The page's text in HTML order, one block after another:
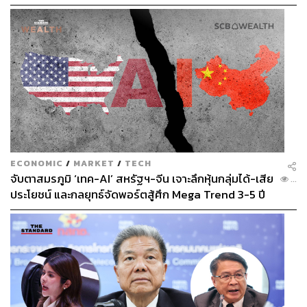
เปิดกลไกการทำงานของการจำกัดจำนวนประชากร
หากผลการลงคะแนนเสียงผ่านความเห็นชอบ รัฐบาลจะ
มีหน้าที่ต้องออกนโยบายเพื่อควบคุมการย้ายถิ่นฐานออกเป็น
2 ระยะ
ในระยะแรก รัฐบาลจะต้องปฏิเสธการเดินทางเข้าประเทศ
ของผู้ย้ายถิ่นฐานรายใหม่ ซึ่งรวมถึงผู้แสวงหาที่พักพิงและ
ครอบครัวของผู้อยู่อาศัยชาวต่างชาติ เมื่อจำนวนประชากร
แตะระดับ 9.5 ล้านคน
จากนั้น หากจำนวนประชากรแตะระดับ 10 ล้านคน รัฐบาล
จะถูกบังคับให้ยกเลิกข้อตกลงการเคลื่อนย้ายอย่างเสรีกับ
สหภาพยุโรป
อ้างอิง:
ECONOMIC / MARKET / TECH
จับตาสมรภูมิ ‘เทค-AI’ สหรัฐฯ-จีน เจาะลึกหุ้นกลุ่มได้-เสีย
ประโยชน์ และกลยุทธ์จัดพอร์ตสู้ศึก Mega Trend 3-5 ปี
ข้างหน้า
...